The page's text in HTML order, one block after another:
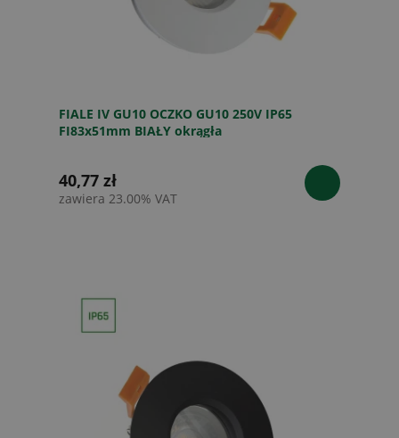
FIALE IV GU10 OCZKO GU10 250V IP65
FI83x51mm BIAŁY okrągła
40,77 zł
zawiera 23.00% VAT